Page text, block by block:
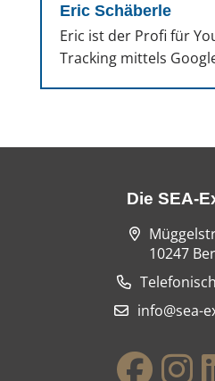
Eric Schäberle
Eric ist der Profi für
Tracking mittels
Die SEA-
10247
info@sea-